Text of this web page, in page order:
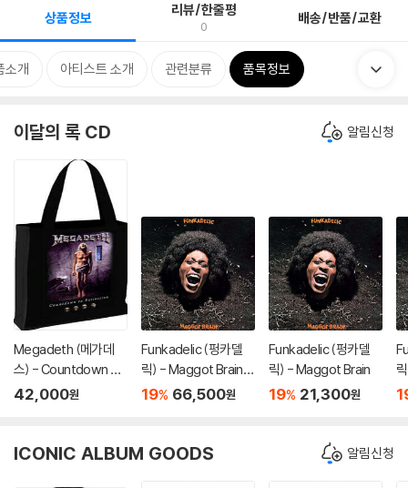
상품정보 리뷰/한줄평
0 배송/반품/교환
소개 아티스트 소개 관련분류 품목정보
이달의 록 CD 알림신청
Megadeth (메가데
스) - Countdown To
Extinction 캔버스 쇼
42,000원
Funkadelic (펑카델
릭) - Maggot Brain
[SACD Hybrid]
19% 66,500원
Funkadelic (펑카델
릭) - Maggot Brain
19% 21,300원
[
ICONIC ALBUM GOODS 알림신청